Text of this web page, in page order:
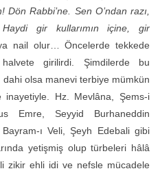
Rabbi’ne. Sen O’ndan razı,
gir kullarımın içine, gir
nail olur… Öncelerde tekkede
halvete girilirdi. Şimdilerde bu
olsa manevi terbiye mümkün
inayetiyle. Hz. Mevlâna, Şems-i
Emre, Seyyid Burhaneddin
ı Veli, Şeyh Edebali gibi
yetişmiş olup türbeleri hâlâ
zikir ehli idi ve nefsle mücadele